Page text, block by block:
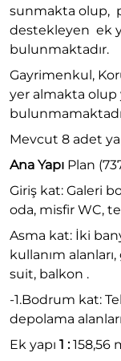
sunmakta olup,
destekleyen ek
bulunmaktadır.
Gayrimenkul,
yer almakta olup
Mevcut 8 adet
Ana Yapı Plan
Giriş kat: Galeri
oda, misfir WC,
Asma kat: İki
kullanım
suit, balkon .
-1.Bodrum kat:
depolama
Ek yapı 1 :158,56